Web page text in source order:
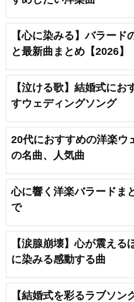
【心に染みる】バラー
と最新曲まとめ【2026】
【泣ける歌】結婚式にお
すウェディングソング
20代におすすめの洋楽ウ
の名曲、人気曲
心に響く洋楽バラードま
で
【涙腺崩壊】心が震え
に染みる感動する曲
【結婚式を彩るラブソ